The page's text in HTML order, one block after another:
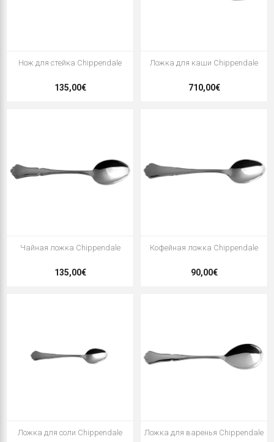
Нож для стейка Chippendale
135,00€
Ложка для каши Chippendale
710,00€
Чайная ложка Chippendale
135,00€
Кофейная ложка Chippendale
90,00€
Ложка для соли Chippendale Ложка для варенья Chippendale